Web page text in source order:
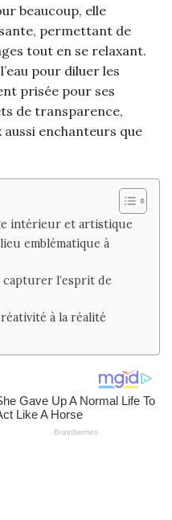
beaucoup, elle
permettant de
tout en se relaxant.
pour diluer les
prisée pour ses
de transparence,
enchanteurs que
intérieur et artistique
emblématique à
l’esprit de
à la réalité